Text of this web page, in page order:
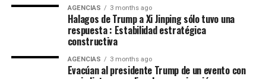
En Colombia el secuestro ha dejado huella en la sociedad.
Millones de colombianos salieron a manifestarse en
2008 contra los secuestros que cometían las Fuerzas
Armadas Revolucionarias de Colombia (FARC). En ese
entonces circulaban imágenes de secuestrados
AGENCIAS 3 months ago
Halagos de Trump a Xi Jinping sólo tuvo una
respuesta : Estabilidad estratégica
constructiva
AGENCIAS 3 months ago
Evacúan al presidente Trump de un evento con